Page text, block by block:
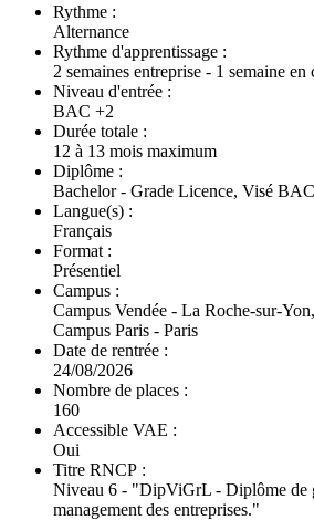
Rythme :
Alternance
Rythme d'apprentissage :
2 semaines entreprise - 1 semaine en
Niveau d'entrée :
BAC +2
Durée totale :
12 à 13 mois maximum
Diplôme :
Bachelor - Grade Licence, Visé
Langue(s) :
Français
Format :
Présentiel
Campus :
Campus Vendée - La Roche-sur-
Campus Paris - Paris
Date de rentrée :
24/08/2026
Nombre de places :
160
Accessible VAE :
Oui
Titre RNCP :
Niveau 6 - "DipViGrL - Diplôme de
management des entreprises."